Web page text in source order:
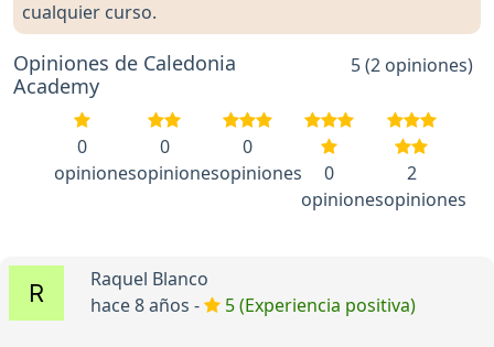
cualquier curso.
Opiniones de Caledonia
Academy
5 (2 opiniones)
0
opiniones
0
opiniones
0
opiniones
0
opiniones
2
opiniones
Raquel Blanco
hace 8 años -
5 (Experiencia positiva)